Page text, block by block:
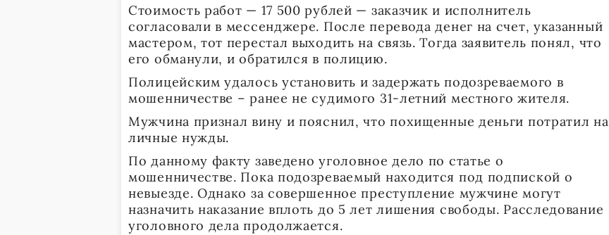
Стоимость работ — 17 500 рублей — заказчик и исполнитель
согласовали в мессенджере. После перевода денег на счет, указанный
мастером, тот перестал выходить на связь. Тогда заявитель понял, что
его обманули, и обратился в полицию.
Полицейским удалось установить и задержать подозреваемого в
мошенничестве – ранее не судимого 31-летний местного жителя.
Мужчина признал вину и пояснил, что похищенные деньги потратил на
личные нужды.
По данному факту заведено уголовное дело по статье о
мошенничестве. Пока подозреваемый находится под подпиской о
невыезде. Однако за совершенное преступление мужчине могут
назначить наказание вплоть до 5 лет лишения свободы. Расследование
уголовного дела продолжается.